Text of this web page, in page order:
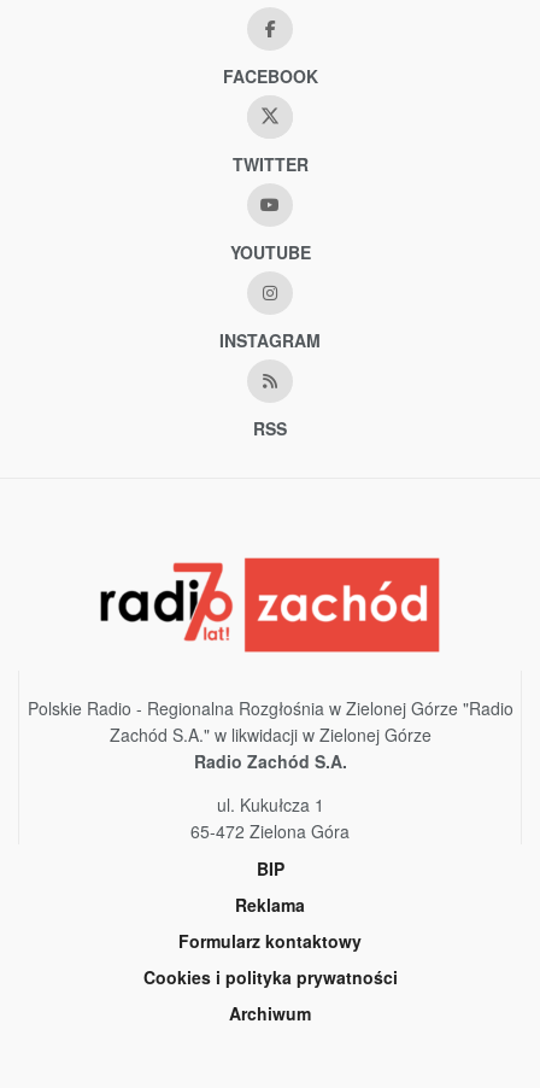
FACEBOOK
TWITTER
YOUTUBE
INSTAGRAM
RSS
Polskie Radio - Regionalna Rozgłośnia w Zielonej Górze "Radio
Zachód S.A." w likwidacji w Zielonej Górze
Radio Zachód S.A.
ul. Kukułcza 1
65-472 Zielona Góra
BIP
Reklama
Formularz kontaktowy
Cookies i polityka prywatności
Archiwum